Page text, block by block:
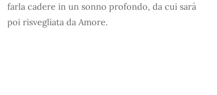
farla cadere in un sonno profondo, da cui sarà
poi risvegliata da Amore.